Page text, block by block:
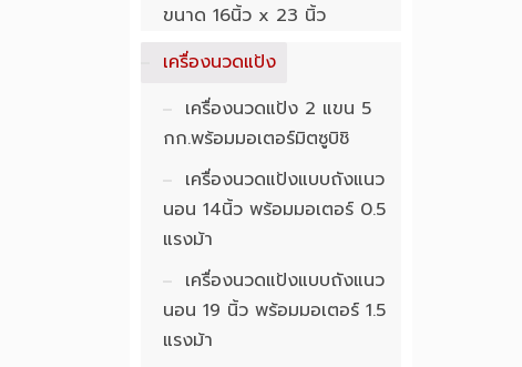
ขนาด 16นิ้ว x 23 นิ้ว
เครื่องนวดแป้ง
เครื่องนวดแป้ง 2 แขน 5
กก.พร้อมมอเตอร์มิตซูบิชิ
เครื่องนวดแป้งแบบถังแนว
นอน 14นิ้ว พร้อมมอเตอร์ 0.5
แรงม้า
เครื่องนวดแป้งแบบถังแนว
นอน 19 นิ้ว พร้อมมอเตอร์ 1.5
แรงม้า